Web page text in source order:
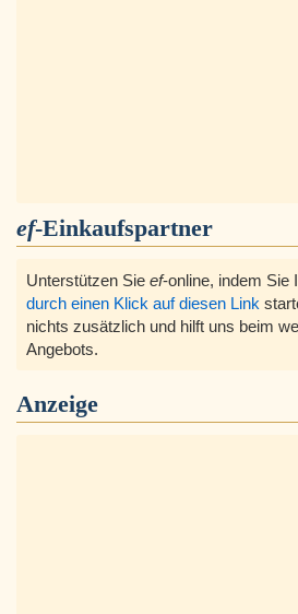
ef-Einkaufspartner
Unterstützen Sie ef-online, indem Sie
durch einen Klick auf diesen Link
nichts zusätzlich und hilft uns beim
Angebots.
Anzeige